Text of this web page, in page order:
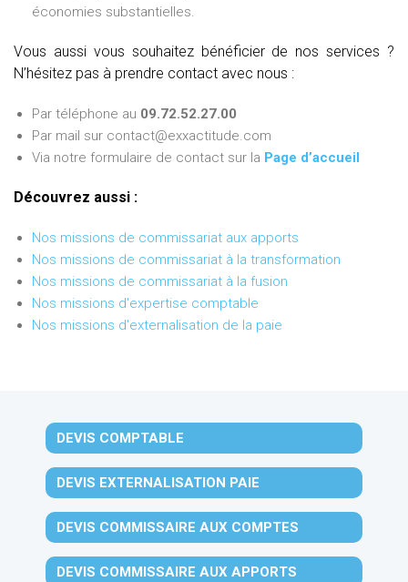
économies substantielles.
Vous aussi vous souhaitez bénéficier de nos services ?
N’hésitez pas à prendre contact avec nous :
Par téléphone au 09.72.52.27.00
Par mail sur contact@exxactitude.com
Via notre formulaire de contact sur la Page d’accueil
Découvrez aussi :
Nos missions de commissariat aux apports
Nos missions de commissariat à la transformation
Nos missions de commissariat à la fusion
Nos missions d'expertise comptable
Nos missions d'externalisation de la paie
DEVIS COMPTABLE
DEVIS EXTERNALISATION PAIE
DEVIS COMMISSAIRE AUX COMPTES
DEVIS COMMISSAIRE AUX APPORTS